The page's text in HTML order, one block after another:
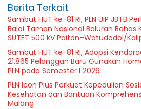
Berita Terkait
Sambut HUT ke-81 RI, PLN UIP JBTB
Balai Taman Nasional Baluran Bahas
SUTET 500 kV Paiton–Watudodol/
Sambut HUT ke-81 RI, Adopsi
21.865 Pelanggan Baru Gunakan
PLN pada Semester I 2026
PLN Icon Plus Perkuat Kepedulian
Kesehatan dan Bantuan
Malang